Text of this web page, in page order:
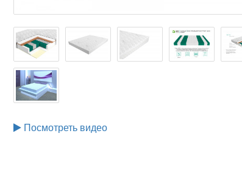
Посмотреть видео